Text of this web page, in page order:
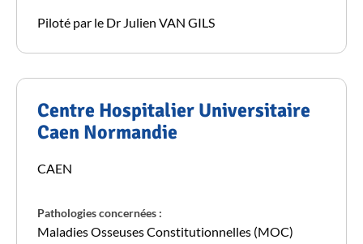
Piloté par le Dr Julien VAN GILS
Centre Hospitalier Universitaire
Caen Normandie
CAEN
Pathologies concernées :
Maladies Osseuses Constitutionnelles (MOC)